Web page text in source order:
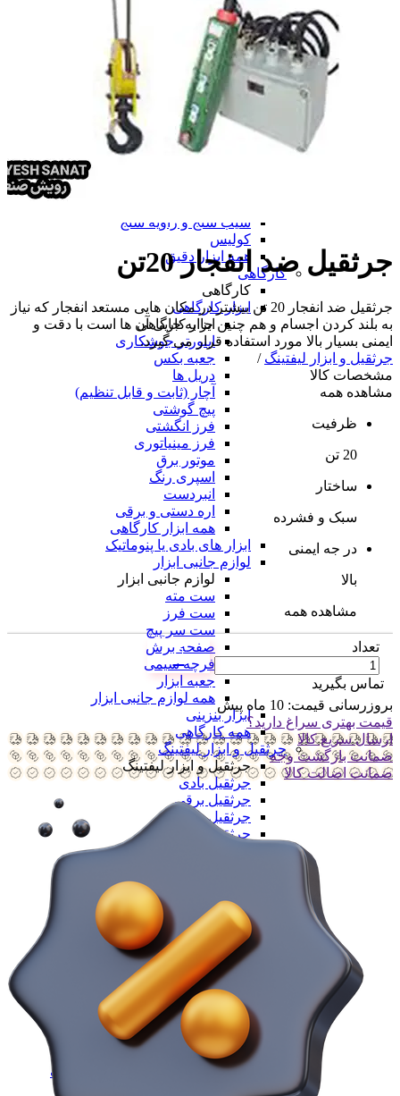
ابزار دقیق
ابزار دقیق
پرگار صنعتی
پوزیشنر
پوزیشنر
پوزیشنر الکتروپنوماتیکی
پوزیشنر پنوماتیکی
همه پوزیشنر
شیب سنج و زاویه سنج
کولیس
همه ابزار دقیق
کارگاهی
کارگاهی
ابزار کارگاهی
ابزار کارگاهی
اینورتر جوشکاری
جعبه بکس
دریل ها
آچار (ثابت و قابل تنظیم)
پیچ گوشتی
فرز انگشتی
فرز مینیاتوری
موتور برق
اسپری رنگ
انبردست
اره دستی و برقی
همه ابزار کارگاهی
ابزار های بادی یا پنوماتیک
لوازم جانبی ابزار
لوازم جانبی ابزار
ست مته
ست فرز
ست سر پیچ
صفحه برش
فرچه سیمی
جعبه ابزار
همه لوازم جانبی ابزار
ابزار بنزینی
همه کارگاهی
جرثقیل و ابزار لیفتینگ
جرثقیل و ابزار لیفتینگ
جرثقیل بادی
جرثقیل برقی
جرثقیل دستی
جرثقیل ضد انفجار
جرثقیل دروازه ای
جرثقیل ماشینی
جرثقیل سقفی
همه جرثقیل و ابزار لیفتینگ
دستگاه های تولید
دستگاه های تولید
دستگاه های تولید سلولزی
دستگاه های تولید سلولزی
خط تولید دستمال کاغذی
خط تولید دستمال دلسی
خط تولید نوار بهداشتی
خط تولید لیوان یکبار مصرف
جرثقیل ضد انفجار 20تن
جرثقیل ضد انفجار 20 تن بیشتر در مکان هایی مستعد انفجار که نیاز
به بلند کردن اجسام و هم چنین جا به جایی آن ها است با دقت و
ایمنی بسیار بالا مورد استفاده قرار می گیرد.
جرثقیل و ابزار لیفتینگ /
مشخصات کالا
مشاهده همه
ظرفیت
20 تن
ساختار
سبک و فشرده
در جه ایمنی
بالا
مشاهده همه
تعداد
تماس بگیرید
بروزرسانی قیمت: 10 ماه پیش
قیمت بهتری سراغ دارید؟
ارسال سریع کالا
ضمانت بازگشت وجه
ضمانت اضالت کالا